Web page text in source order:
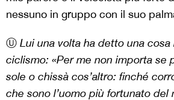
nessuno in gruppo con il suo
Ⓤ Lui una volta ha detto una
ciclismo: «Per me non importa se
sole o chissà cos’altro: finché
che sono l’uomo più fortunato del